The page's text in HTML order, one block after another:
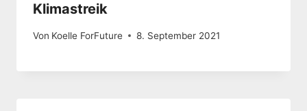
Klimastreik
Von Koelle ForFuture 8. September 2021